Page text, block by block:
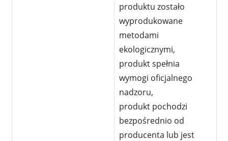
produktu zostało
wyprodukowane
metodami
ekologicznymi,
produkt spełnia
wymogi oficjalnego
nadzoru,
produkt pochodzi
bezpośrednio od
producenta lub jest